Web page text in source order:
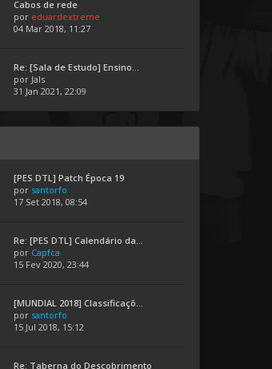
Cabos de rede
por eduardextreme
04 Mar 2018, 11:27
Re: [Sala de Estudo] Ensino...
por Jals
31 Jan 2021, 22:09
[PES DTL] Patch Época 19
por santorfo
17 Set 2018, 08:54
Re: [PES DTL] Calendário da...
por Capfca
15 Fev 2020, 23:44
[MUNDIAL 2018] Classificaçõ...
por santorfo
15 Jul 2018, 15:12
Re: Taberna do Descobrimento